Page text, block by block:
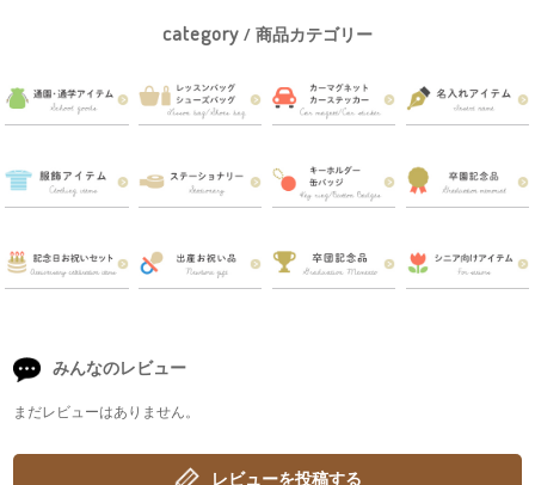
category / 商品カテゴリー
みんなのレビュー
まだレビューはありません。
レビューを投稿する